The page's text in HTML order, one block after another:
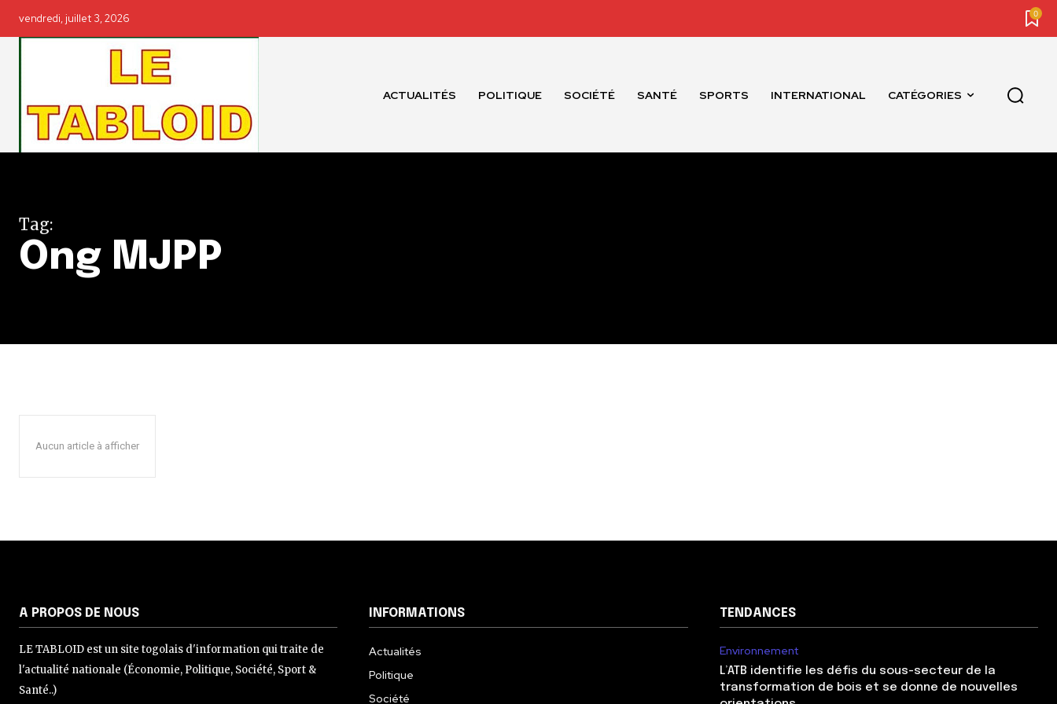
vendredi, juillet 3, 2026 0
ACTUALITÉS POLITIQUE SOCIÉTÉ SANTÉ SPORTS INTERNATIONAL CATÉGORIES
Tag:
Ong MJPP
Aucun article à afficher
A PROPOS DE NOUS
LE TABLOID est un site togolais d'information qui traite de
l'actualité nationale (Économie, Politique, Société, Sport &
Santé..)
INFORMATIONS
Actualités
Politique
Société
TENDANCES
Environnement
L’ATB identifie les défis du sous-secteur de la
transformation de bois et se donne de nouvelles